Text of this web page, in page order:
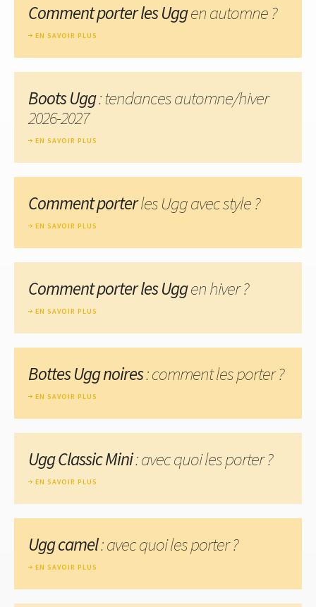
Comment porter les Uggen automne ?
EN SAVOIR PLUS
Boots Ugg: tendances automne/hiver
2026-2027
EN SAVOIR PLUS
Comment porterles Ugg avec style ?
EN SAVOIR PLUS
Comment porter les Uggen hiver ?
EN SAVOIR PLUS
Bottes Ugg noires: comment les porter ?
EN SAVOIR PLUS
Ugg Classic Mini: avec quoi les porter ?
EN SAVOIR PLUS
Ugg camel: avec quoi les porter ?
EN SAVOIR PLUS